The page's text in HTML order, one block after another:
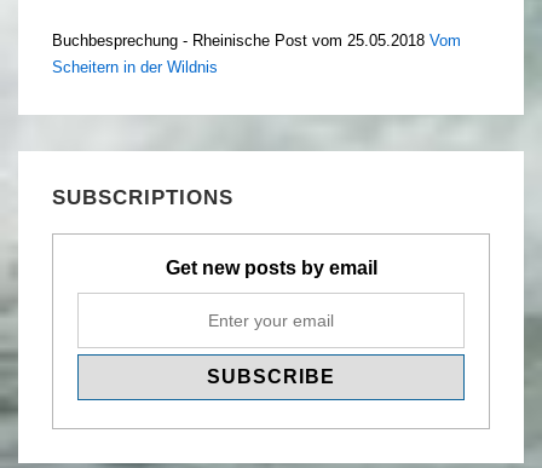
Buchbesprechung - Rheinische Post vom 25.05.2018 Vom
Scheitern in der Wildnis
SUBSCRIPTIONS
Get new posts by email